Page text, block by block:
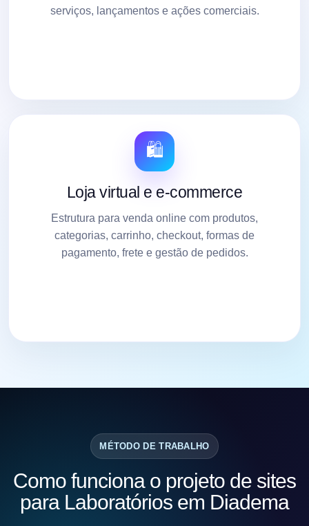
serviços, lançamentos e ações comerciais.
🛍️
Loja virtual e e-commerce
Estrutura para venda online com produtos,
categorias, carrinho, checkout, formas de
pagamento, frete e gestão de pedidos.
MÉTODO DE TRABALHO
Como funciona o projeto de sites
para Laboratórios em Diadema